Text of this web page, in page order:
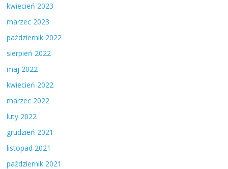
kwiecień 2023
marzec 2023
październik 2022
sierpień 2022
maj 2022
kwiecień 2022
marzec 2022
luty 2022
grudzień 2021
listopad 2021
październik 2021